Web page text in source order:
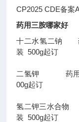
CP2025 CDE备案
药用三胺哪家好
十二水氢二钠
装 500g起订
二氢钾 药用辅
00g起订
氢二钾三水合物
装 500g起订